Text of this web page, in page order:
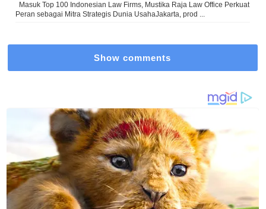
Masuk Top 100 Indonesian Law Firms, Mustika Raja Law Office Perkuat
Peran sebagai Mitra Strategis Dunia UsahaJakarta, prod ...
Show comments